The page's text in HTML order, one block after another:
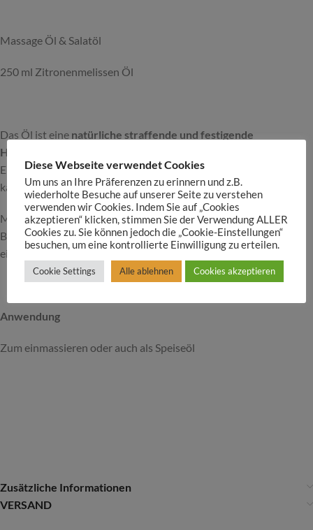
Massage Öl & Salatöl
250 ml Zitronenmelissen Öl
Das Öl ist eine natürliche straffende und festigende
Hautpflege
Elastizität der Haut sowie die Verbesserung der Kontur. . Man
kann es auch weiter zu einerSalbeverarbeiten.
Meistens werden Blüten verwendet, aber auch Stängel oder
Blätter seien essbar. Knospen verwende man als Kapernersastz,
eingelegt mit Salz und Essig oder Öl für Salate.
Anwendung
Zum einmassieren oder auch als Speiseöl
Zusätzliche Informationen
VERSAND
Diese Webseite verwendet Cookies
Um uns an Ihre Präferenzen zu erinnern und z.B.
wiederholte Besuche auf unserer Seite zu verstehen
verwenden wir Cookies. Indem Sie auf „Cookies
akzeptieren“ klicken, stimmen Sie der Verwendung ALLER
Cookies zu. Sie können jedoch die „Cookie-Einstellungen“
besuchen, um eine kontrollierte Einwilligung zu erteilen.
Cookie Settings Alle ablehnen Cookies akzeptieren